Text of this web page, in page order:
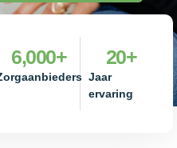
6,000+
Jaar
ervaring
20+